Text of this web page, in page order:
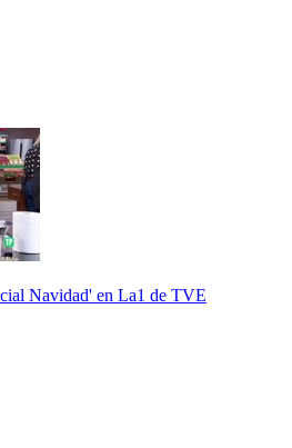
Navidad' en La1 de TVE